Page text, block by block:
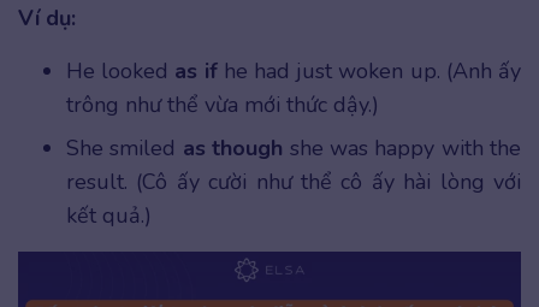
Ví dụ:
He looked as ifhe had just woken up. (Anh ấy
trông như thể vừa mới thức dậy.)
She smiled as though she was happy with the
result. (Cô ấy cười như thể cô ấy hài lòng với
kết quả.)